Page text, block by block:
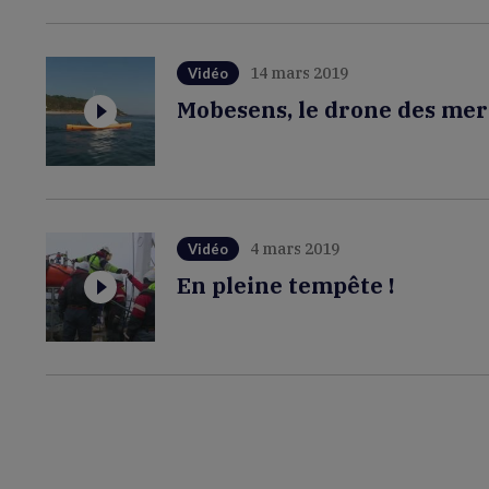
Vidéo 14 mars 2019
Mobesens, le drone des
Vidéo 4 mars 2019
En pleine tempête !